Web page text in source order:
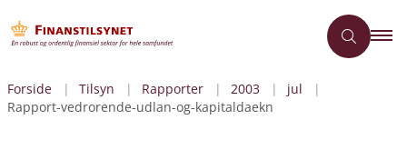
Forside Tilsyn Rapporter 2003
jul
Rapport-vedrorende-udlan-og-kapitaldaekn